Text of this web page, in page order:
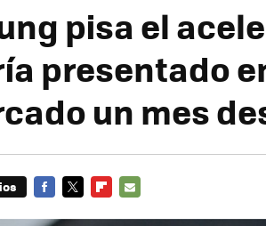
pisa el
presentado
un mes